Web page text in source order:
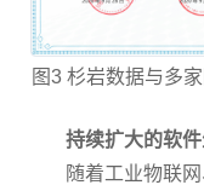
图3 杉岩数据与多
持续扩大的软
随着工业物联